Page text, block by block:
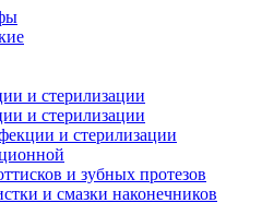
и стерилизации
и стерилизации
и стерилизации
и зубных протезов
и смазки наконечников